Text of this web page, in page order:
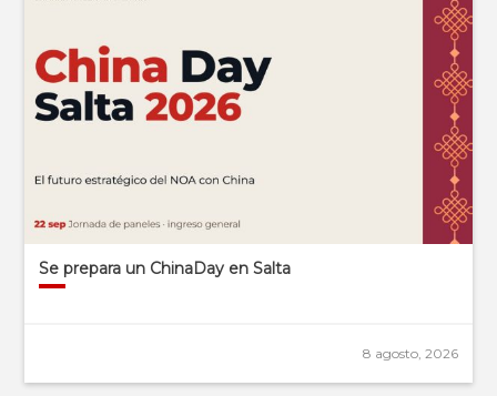
Se prepara un ChinaDay en Salta
8 agosto, 2026